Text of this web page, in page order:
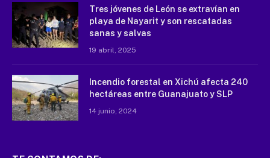
Tres jóvenes de León se extravían en
playa de Nayarit y son rescatadas
sanas y salvas
19 abril, 2025
Incendio forestal en Xichú afecta 240
hectáreas entre Guanajuato y SLP
14 junio, 2024